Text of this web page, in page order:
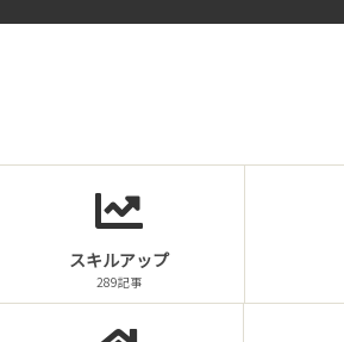
スキルアップ
289記事